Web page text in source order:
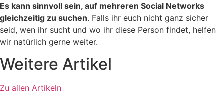
Es kann sinnvoll sein, auf mehreren Social Networks
gleichzeitig zu suchen. Falls ihr euch nicht ganz sicher
seid, wen ihr sucht und wo ihr diese Person findet, helfen
wir natürlich gerne weiter.
Weitere Artikel
Zu allen Artikeln